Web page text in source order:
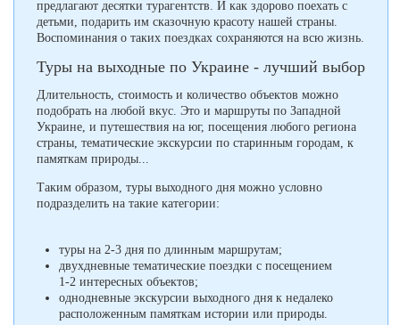
предлагают десятки турагентств. И как здорово поехать с
детьми, подарить им сказочную красоту нашей страны.
Воспоминания о таких поездках сохраняются на всю жизнь.
Туры на выходные по Украине - лучший выбор
Длительность, стоимость и количество объектов можно
подобрать на любой вкус. Это и маршруты по Западной
Украине, и путешествия на юг, посещения любого региона
страны, тематические экскурсии по старинным городам, к
памяткам природы...
Таким образом, туры выходного дня можно условно
подразделить на такие категории:
туры на 2-3 дня по длинным маршрутам;
двухдневные тематические поездки с посещением
1-2 интересных объектов;
однодневные экскурсии выходного дня к недалеко
расположенным памяткам истории или природы.